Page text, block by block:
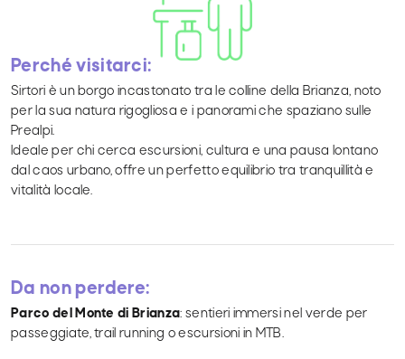
Perché visitarci:
Sirtori è un borgo incastonato tra le colline della Brianza, noto
per la sua natura rigogliosa e i panorami che spaziano sulle
Prealpi.
Ideale per chi cerca escursioni, cultura e una pausa lontano
dal caos urbano, offre un perfetto equilibrio tra tranquillità e
vitalità locale.
Da non perdere:
Parco del Monte di Brianza: sentieri immersi nel verde per
passeggiate, trail running o escursioni in MTB.